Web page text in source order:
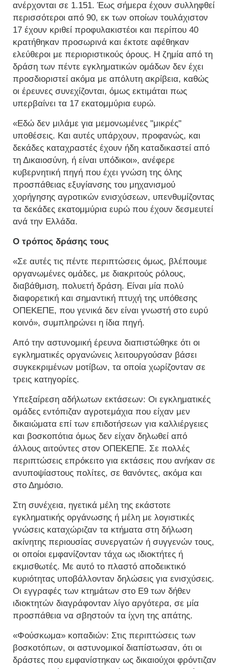
ανέρχονται σε 1.151. Έως σήμερα έχουν συλληφθεί
περισσότεροι από 90, εκ των οποίων τουλάχιστον
17 έχουν κριθεί προφυλακιστέοι και περίπου 40
κρατήθηκαν προσωρινά και έκτοτε αφέθηκαν
ελεύθεροι με περιοριστικούς όρους. Η ζημία από τη
δράση των πέντε εγκληματικών ομάδων δεν έχει
προσδιοριστεί ακόμα με απόλυτη ακρίβεια, καθώς
οι έρευνες συνεχίζονται, όμως εκτιμάται πως
υπερβαίνει τα 17 εκατομμύρια ευρώ.
«Εδώ δεν μιλάμε για μεμονωμένες "μικρές"
υποθέσεις. Και αυτές υπάρχουν, προφανώς, και
δεκάδες καταχραστές έχουν ήδη καταδικαστεί από
τη Δικαιοσύνη, ή είναι υπόδικοι», ανέφερε
κυβερνητική πηγή που έχει γνώση της όλης
προσπάθειας εξυγίανσης του μηχανισμού
χορήγησης αγροτικών ενισχύσεων, υπενθυμίζοντας
τα δεκάδες εκατομμύρια ευρώ που έχουν δεσμευτεί
ανά την Ελλάδα.
Ο τρόπος δράσης τους
«Σε αυτές τις πέντε περιπτώσεις όμως, βλέπουμε
οργανωμένες ομάδες, με διακριτούς ρόλους,
διαβάθμιση, πολυετή δράση. Είναι μία πολύ
διαφορετική και σημαντική πτυχή της υπόθεσης
ΟΠΕΚΕΠΕ, που γενικά δεν είναι γνωστή στο ευρύ
κοινό», συμπληρώνει η ίδια πηγή.
Από την αστυνομική έρευνα διαπιστώθηκε ότι οι
εγκληματικές οργανώνεις λειτουργούσαν βάσει
συγκεκριμένων μοτίβων, τα οποία χωρίζονταν σε
τρεις κατηγορίες.
Υπεξαίρεση αδήλωτων εκτάσεων: Οι εγκληματικές
ομάδες εντόπιζαν αγροτεμάχια που είχαν μεν
δικαιώματα επί των επιδοτήσεων για καλλιέργειες
και βοσκοπότια όμως δεν είχαν δηλωθεί από
άλλους αιτούντες στον ΟΠΕΚΕΠΕ. Σε πολλές
περιπτώσεις επρόκειτο για εκτάσεις που ανήκαν σε
ανυποψίαστους πολίτες, σε θανόντες, ακόμα και
στο Δημόσιο.
Στη συνέχεια, ηγετικά μέλη της εκάστοτε
εγκληματικής οργάνωσης ή μέλη με λογιστικές
γνώσεις καταχώριζαν τα κτήματα στη δήλωση
ακίνητης περιουσίας συνεργατών ή συγγενών τους,
οι οποίοι εμφανίζονταν τάχα ως ιδιοκτήτες ή
εκμισθωτές. Με αυτό το πλαστό αποδεικτικό
κυριότητας υποβάλλονταν δηλώσεις για ενισχύσεις.
Οι εγγραφές των κτημάτων στο Ε9 των δήθεν
ιδιοκτητών διαγράφονταν λίγο αργότερα, σε μία
προσπάθεια να σβηστούν τα ίχνη της απάτης.
«Φούσκωμα» κοπαδιών: Στις περιπτώσεις των
βοσκοτόπων, οι αστυνομικοί διαπίστωσαν, ότι οι
δράστες που εμφανίστηκαν ως δικαιούχοι φρόντιζαν